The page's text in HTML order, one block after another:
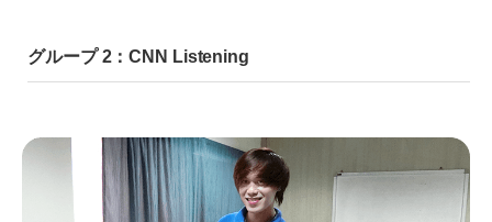
グループ 2：CNN Listening